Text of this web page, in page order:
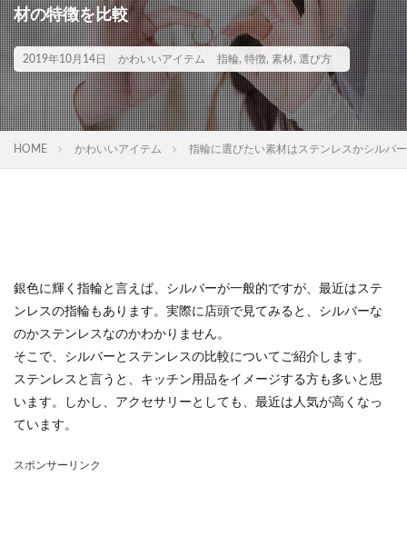
材の特徴を比較
2019年10月14日 かわいいアイテム 指輪, 特徴, 素材, 選び方
HOME かわいいアイテム 指輪に選びたい素材はステンレスかシルバ
銀色に輝く指輪と言えば、シルバーが一般的ですが、最近はステ
ンレスの指輪もあります。実際に店頭で見てみると、シルバーな
のかステンレスなのかわかりません。
そこで、シルバーとステンレスの比較についてご紹介します。
ステンレスと言うと、キッチン用品をイメージする方も多いと思
います。しかし、アクセサリーとしても、最近は人気が高くなっ
ています。
スポンサーリンク